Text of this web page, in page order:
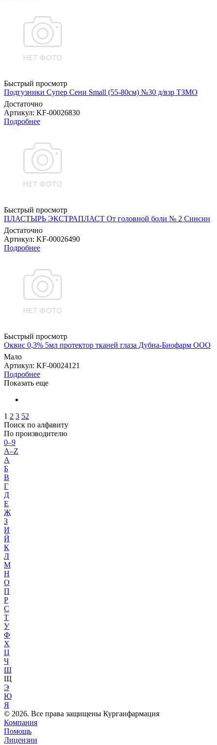
Быстрый просмотр
Подгузники Супер Сени Small (55-80см) №30 д/взр ТЗМО
Достаточно
Артикул: KF-00026830
Подробнее
Быстрый просмотр
ПЛАСТЫРЬ ЭКСТРАПЛАСТ От головной боли № 2 Синсин
Достаточно
Артикул: KF-00026490
Подробнее
Быстрый просмотр
Оквис 0,3% 5мл протектор тканей глаза Дубна-Биофарм ООО
Мало
Артикул: KF-00024121
Подробнее
Показать еще
1 2 3 52
Поиск по алфавиту
По производителю
0–9
A–Z
А
Б
В
Г
Д
Е
Ж
З
И
Й
К
Л
М
Н
О
П
Р
С
Т
У
Ф
Х
Ц
Ч
Ш
Щ
Э
Ю
Я
© 2026. Все права защищены Курганфармация
Компания
Помощь
Лицензии